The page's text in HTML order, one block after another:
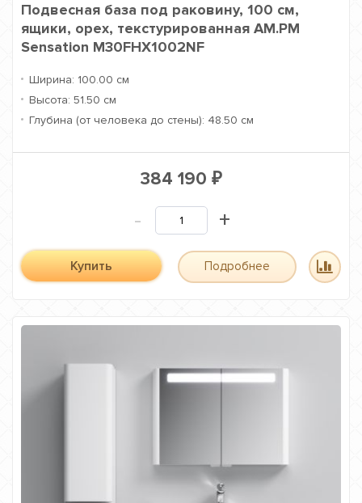
Подвесная база под раковину, 100 см,
ящики, орех, текстурированная AM.PM
Sensation M30FHX1002NF
Ширина: 100.00 см
Высота: 51.50 см
Глубина (от человека до стены): 48.50 см
384 190 ₽
- +
Купить Подробнее